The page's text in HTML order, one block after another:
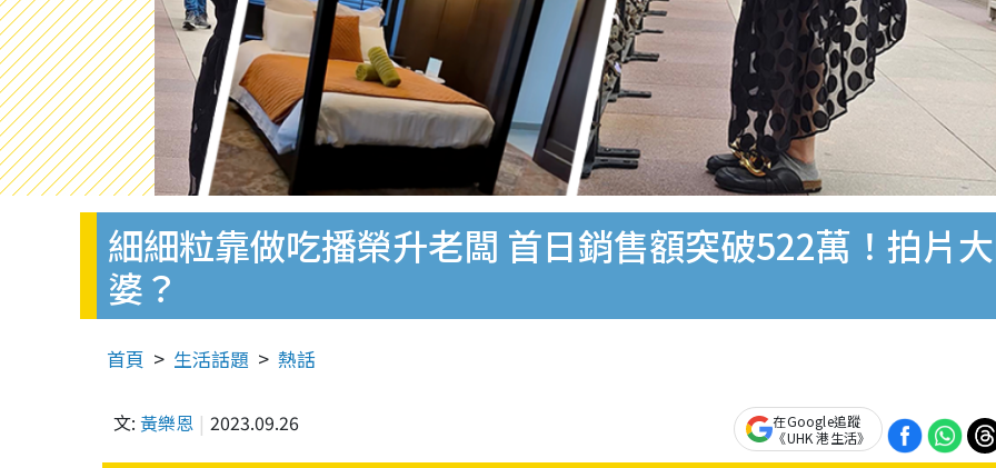
細細粒靠做吃播榮升老闆 首日銷售額突破522萬！拍片
婆？
首頁 生活話題 熱話
文: 黃樂恩 2023.09.26
在Google追蹤
《UHK 港生活》